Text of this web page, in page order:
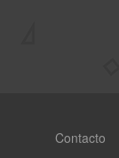
Contacto